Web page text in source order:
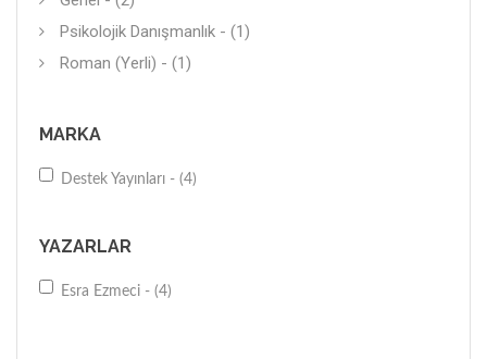
Psikolojik Danışmanlık - (1)
Roman (Yerli) - (1)
MARKA
Destek Yayınları - (4)
YAZARLAR
Esra Ezmeci - (4)